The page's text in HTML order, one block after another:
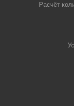
Расчёт